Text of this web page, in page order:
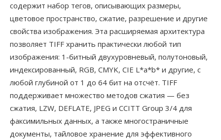
содержит набор тегов, описывающих размеры,
цветовое пространство, сжатие, разрешение и другие
свойства изображения. Эта расширяемая архитектура
позволяет TIFF хранить практически любой тип
изображения: 1-битный двухуровневый, полутоновый,
индексированный, RGB, CMYK, CIE L*a*b* и другие, с
любой глубиной от 1 до 64 бит на отсчёт. TIFF
поддерживает множество методов сжатия — без
сжатия, LZW, DEFLATE, JPEG и CCITT Group 3/4 для
факсимильных данных, а также многостраничные
документы, тайловое хранение для эффективного